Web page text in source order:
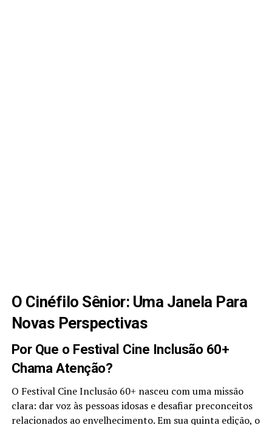
O Cinéfilo Sênior: Uma Janela Para
Novas Perspectivas
Por Que o Festival Cine Inclusão 60+
Chama Atenção?
O Festival Cine Inclusão 60+ nasceu com uma missão
clara: dar voz às pessoas idosas e desafiar preconceitos
relacionados ao envelhecimento. Em sua quinta edição, o